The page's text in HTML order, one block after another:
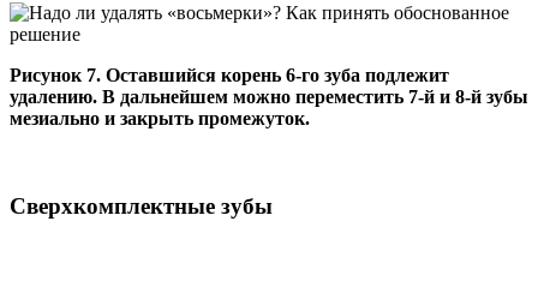
Рисунок 7. Оставшийся корень 6-го зуба подлежит
удалению. В дальнейшем можно переместить 7-й и 8-й зубы
мезиально и закрыть промежуток.
Сверхкомплектные зубы